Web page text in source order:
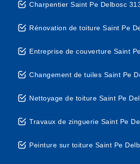
Charpentier Saint Pe Delbosc
Rénovation de toiture Saint Pe
Entreprise de couverture Saint
Changement de tuiles Saint Pe
Nettoyage de toiture Saint Pe
Travaux de zinguerie Saint Pe
Peinture sur toiture Saint Pe